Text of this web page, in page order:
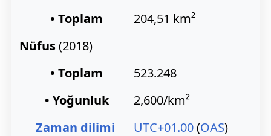
• Toplam
204,51 km²
Nüfus(2018)
• Toplam
523.248
• Yoğunluk
2,600/km²
Zaman dilimi
UTC+01.00(OAS)